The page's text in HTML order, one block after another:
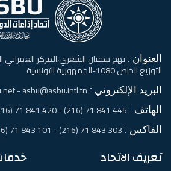
العنوان :
التوزيع الخاص 1080-الجمهورية التونسية
البريد الإلكتروني : - asbu@asbu.intl.tn
الهاتف : 445 841 71 (216) - 420 841 71 (216) - 000 849 71 (216)
الفاكس : 303 843 71 (216) - 101 843 71 (216) - 054 843 71 (216)
تعريف الاتحاد